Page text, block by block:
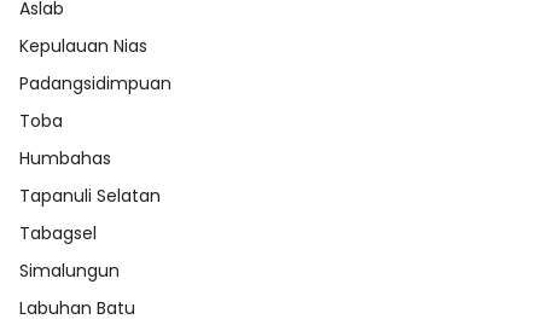
Aslab
Kepulauan Nias
Padangsidimpuan
Toba
Humbahas
Tapanuli Selatan
Tabagsel
Simalungun
Labuhan Batu